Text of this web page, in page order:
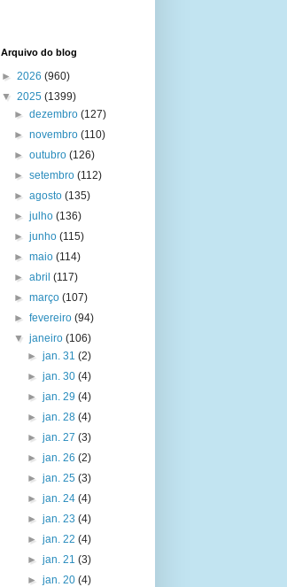
Arquivo do blog
► 2026 (960)
▼ 2025 (1399)
►dezembro(127)
►novembro(110)
►outubro(126)
►setembro(112)
►agosto(135)
►julho(136)
►junho(115)
►maio(114)
►abril(117)
►março(107)
►fevereiro(94)
▼janeiro(106)
► jan. 31 (2)
► jan. 30 (4)
► jan. 29 (4)
► jan. 28 (4)
► jan. 27 (3)
► jan. 26 (2)
► jan. 25 (3)
► jan. 24 (4)
► jan. 23 (4)
► jan. 22 (4)
► jan. 21 (3)
► jan. 20 (4)